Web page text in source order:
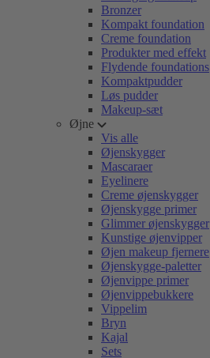
Bronzer
Kompakt foundation
Creme foundation
Produkter med effekt
Flydende foundations
Kompaktpudder
Løs pudder
Makeup-sæt
Øjne
Vis alle
Øjenskygger
Mascaraer
Eyelinere
Creme øjenskygger
Øjenskygge primer
Glimmer øjenskygger
Kunstige øjenvipper
Øjen makeup fjernere
Øjenskygge-paletter
Øjenvippe primer
Øjenvippebukkere
Vippelim
Bryn
Kajal
Sets